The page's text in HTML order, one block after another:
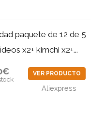
paquete de 12 de 5
x2+ kimchi x2+...
VER PRODUCTO
Aliexpress